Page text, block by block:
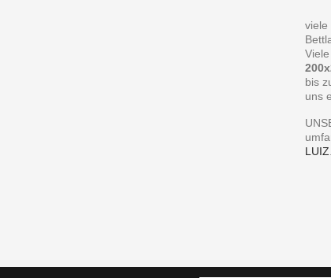
viele
bis
uns
LUIZ.